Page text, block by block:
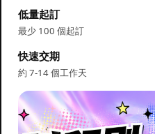
低量起訂
最少 100 個起訂
快速交期
約 7-14 個工作天